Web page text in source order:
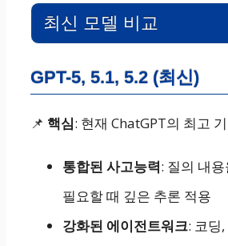
최신 모델 비교
GPT-5, 5.1, 5.2 (최신)
📌 핵심: 현재 ChatGPT의 최고
통합된 사고능력: 질의 내
필요할 때 깊은 추론 적용
강화된 에이전트워크: 코딩